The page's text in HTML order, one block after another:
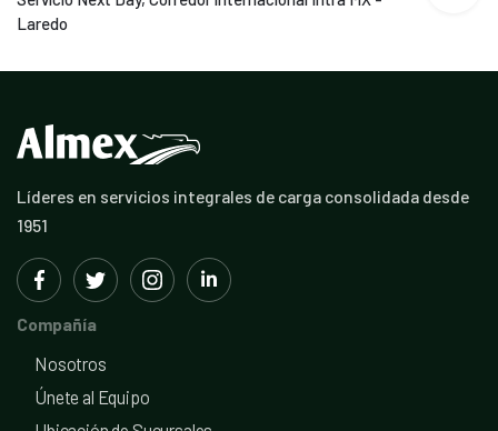
Laredo
Líderes en servicios integrales de carga consolidada desde
1951
Compañía
Nosotros
Únete al Equipo